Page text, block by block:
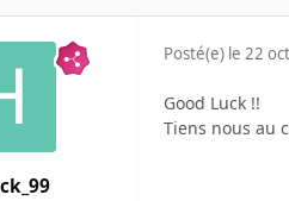
Posté(e) le 22
Good Luck !!
Tiens nous au